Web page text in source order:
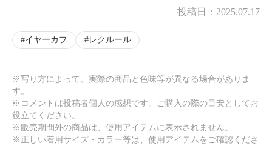
投稿日： 2025.07.17
イヤーカフ レクルール
※写り方によって、実際の商品と色味等が異なる場合がありま
す。
※コメントは投稿者個人の感想です。ご購入の際の目安としてお
役立てください。
※販売期間外の商品は、使用アイテムに表示されません。
※正しい着用サイズ・カラー等は、使用アイテムをご確認くださ